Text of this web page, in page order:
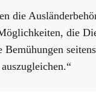
die
die
Bemühungen